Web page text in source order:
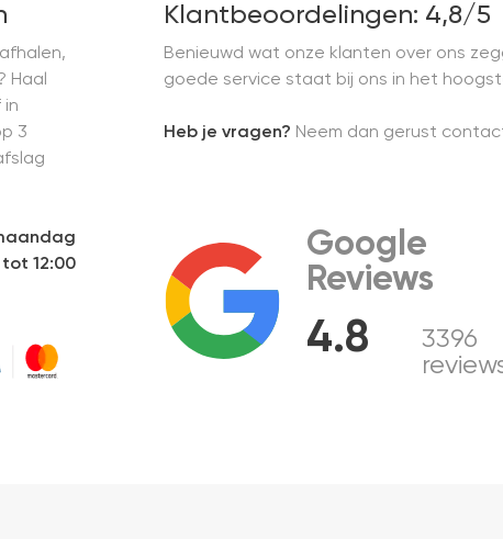
Haal
in
3
12:00
Klantbeoordelingen: 4,8/5
Benieuwd wat onze klanten over ons
goede service staat bij ons in het
Heb je vragen? Neem dan gerust
4.8
Google
Reviews
3396